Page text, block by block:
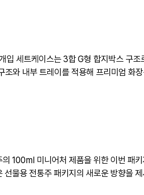
세트케이스는 3합 G형 합지박스 구
조와 내부 트레이를 적용해 프리미엄 화
100ml 미니어처 제품을 위한 이번 패
선물용 전통주 패키지의 새로운 방향을